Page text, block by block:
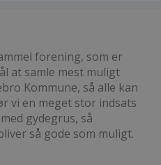
forening, som er
at samle mest muligt
Kommune, så alle kan
vi en meget stor indsats
gydegrus, så
så gode som muligt.